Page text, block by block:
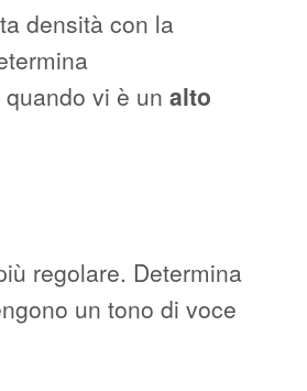
densità con la
vi è un alto
regolare. Determina
un tono di voce